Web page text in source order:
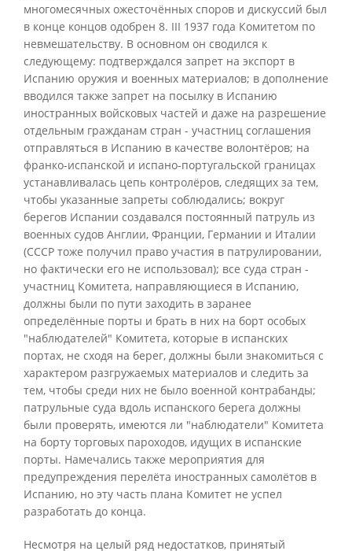
многомесячных ожесточённых споров и дискуссий был
в конце концов одобрен 8. III 1937 года Комитетом по
невмешательству. В основном он сводился к
следующему: подтверждался запрет на экспорт в
Испанию оружия и военных материалов; в дополнение
вводился также запрет на посылку в Испанию
иностранных войсковых частей и даже на разрешение
отдельным гражданам стран - участниц соглашения
отправляться в Испанию в качестве волонтёров; на
франко-испанской и испано-португальской границах
устанавливалась цепь контролёров, следящих за тем,
чтобы указанные запреты соблюдались; вокруг
берегов Испании создавался постоянный патруль из
военных судов Англии, Франции, Германии и Италии
(СССР тоже получил право участия в патрулировании,
но фактически его не использовал); все суда стран -
участниц Комитета, направляющиеся в Испанию,
должны были по пути заходить в заранее
определённые порты и брать в них на борт особых
"наблюдателей" Комитета, которые в испанских
портах, не сходя на берег, должны были знакомиться с
характером разгружаемых материалов и следить за
тем, чтобы среди них не было военной контрабанды;
патрульные суда вдоль испанского берега должны
были проверять, имеются ли "наблюдатели" Комитета
на борту торговых пароходов, идущих в испанские
порты. Намечались также мероприятия для
предупреждения перелёта иностранных самолётов в
Испанию, но эту часть плана Комитет не успел
разработать до конца.
Несмотря на целый ряд недостатков, принятый